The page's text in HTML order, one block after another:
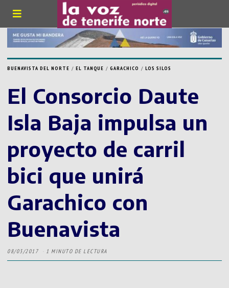
BUENAVISTA DEL NORTE / EL TANQUE / GARACHICO / LOS SILOS
El Consorcio Daute
Isla Baja impulsa un
proyecto de carril
bici que unirá
Garachico con
Buenavista
08/03/2017 1 MINUTO DE LECTURA